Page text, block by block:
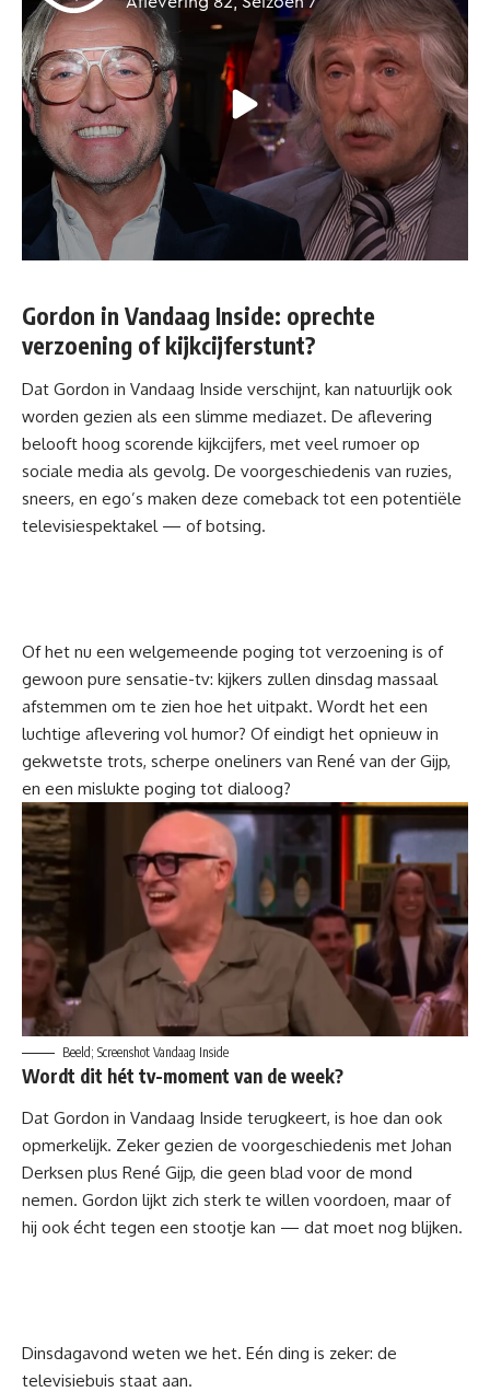
Gordon in Vandaag Inside: oprechte
verzoening of kijkcijferstunt?
Dat Gordon in Vandaag Inside verschijnt, kan natuurlijk ook
worden gezien als een slimme mediazet. De aflevering
belooft hoog scorende kijkcijfers, met veel rumoer op
sociale media als gevolg. De voorgeschiedenis van ruzies,
sneers, en ego’s maken deze comeback tot een potentiële
televisiespektakel — of botsing.
Of het nu een welgemeende poging tot verzoening is of
gewoon pure sensatie-tv: kijkers zullen dinsdag massaal
afstemmen om te zien hoe het uitpakt. Wordt het een
luchtige aflevering vol humor? Of eindigt het opnieuw in
gekwetste trots, scherpe oneliners van René van der Gijp,
en een mislukte poging tot dialoog?
Beeld; Screenshot Vandaag Inside
Wordt dit hét tv-moment van de week?
Dat Gordon in Vandaag Inside terugkeert, is hoe dan ook
opmerkelijk. Zeker gezien de voorgeschiedenis met Johan
Derksen plus René Gijp, die geen blad voor de mond
nemen. Gordon lijkt zich sterk te willen voordoen, maar of
hij ook écht tegen een stootje kan — dat moet nog blijken.
Dinsdagavond weten we het. Eén ding is zeker: de
televisiebuis staat aan.